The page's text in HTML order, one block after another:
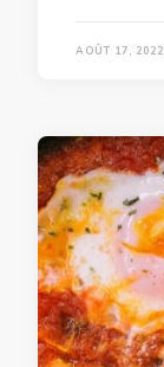
AOÛT 17, 2022